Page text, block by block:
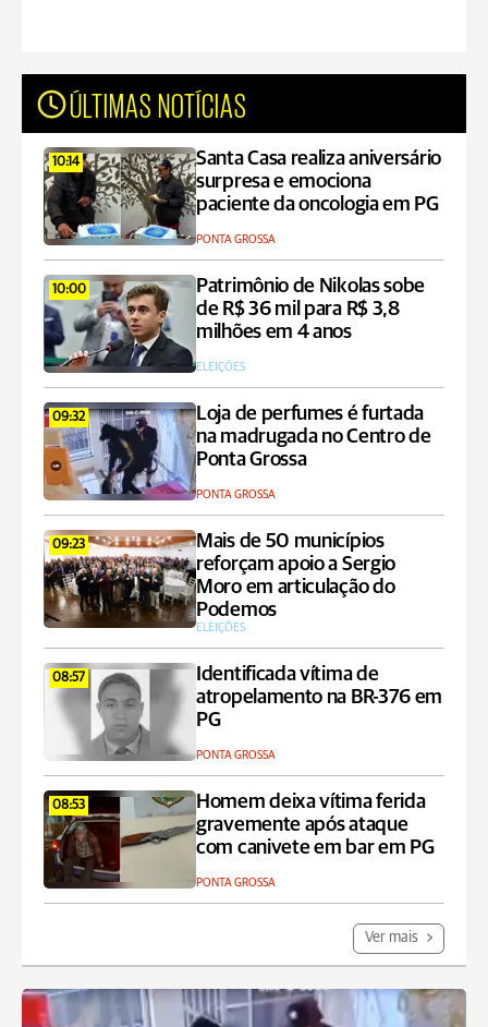
ÚLTIMAS NOTÍCIAS
10:14
Santa Casa realiza aniversário
surpresa e emociona
paciente da oncologia em PG
PONTA GROSSA
10:00
Patrimônio de Nikolas sobe
de R$ 36 mil para R$ 3,8
milhões em 4 anos
ELEIÇÕES
09:32
Loja de perfumes é furtada
na madrugada no Centro de
Ponta Grossa
PONTA GROSSA
09:23
Mais de 50 municípios
reforçam apoio a Sergio
Moro em articulação do
Podemos
ELEIÇÕES
08:57
Identificada vítima de
atropelamento na BR-376 em
PG
PONTA GROSSA
08:53
Homem deixa vítima ferida
gravemente após ataque
com canivete em bar em PG
PONTA GROSSA
Ver mais